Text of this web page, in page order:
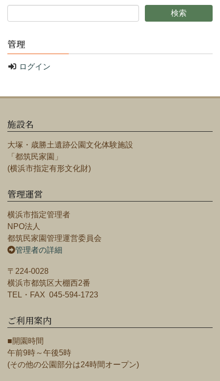
管理
ログイン
施設名
大塚・歳勝土遺跡公園文化体験施設
「都筑民家園」
(横浜市指定有形文化財)
管理運営
横浜市指定管理者
NPO法人
都筑民家園管理運営委員会
管理者の詳細
〒224-0028
横浜市都筑区大棚西2番
TEL・FAX 045-594-1723
ご利用案内
■開園時間
午前9時～午後5時
(その他の公園部分は24時間オープン)